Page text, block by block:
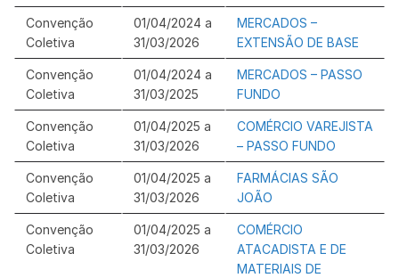
Convenção
Coletiva
01/04/2024 a
31/03/2026
MERCADOS –
EXTENSÃO DE BASE
Convenção
Coletiva
01/04/2024 a
31/03/2025
MERCADOS – PASSO
FUNDO
Convenção
Coletiva
01/04/2025 a
31/03/2026
COMÉRCIO VAREJISTA
– PASSO FUNDO
Convenção
Coletiva
01/04/2025 a
31/03/2026
FARMÁCIAS SÃO
JOÃO
Convenção
Coletiva
01/04/2025 a
31/03/2026
COMÉRCIO
ATACADISTA E DE
MATERIAIS DE